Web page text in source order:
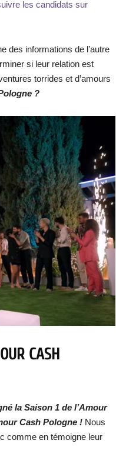
les candidats sur
des informations de l’autre
si leur relation est
torrides et d’amours
?
CASH
la Saison 1 de l’Amour
Cash Pologne ! Nous
comme en témoigne leur